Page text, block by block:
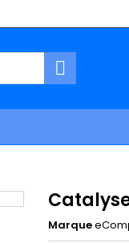

Marque